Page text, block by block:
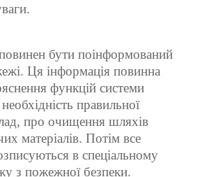
Ця інформація повинна
функцій системи
правильної
про очищення шляхів
матеріалів. Потім все
в спеціальному
з пожежної безпеки.